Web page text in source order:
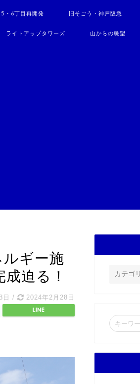
5・6丁目再開発 旧そごう・神戸阪急
ライトアップタワーズ 山からの眺望
ギー施
迫る！
日 / 2024年2月28日